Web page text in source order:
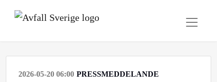
2026-05-20 06:00 PRESSMEDDELANDE